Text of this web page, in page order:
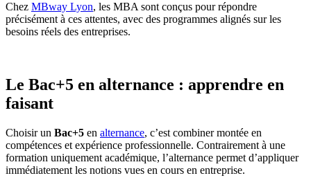
Chez MBway Lyon, les MBA sont conçus pour répondre
précisément à ces attentes, avec des programmes alignés sur les
besoins réels des entreprises.
Le Bac+5 en alternance : apprendre en
faisant
Choisir un Bac+5 en alternance, c’est combiner montée en
compétences et expérience professionnelle. Contrairement à une
formation uniquement académique, l’alternance permet d’appliquer
immédiatement les notions vues en cours en entreprise.